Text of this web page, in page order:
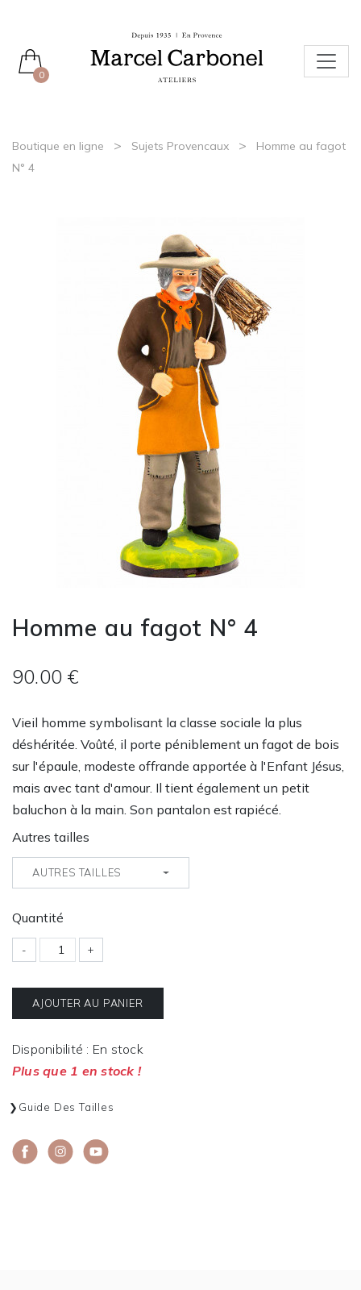
0
Boutique en ligne > Sujets Provencaux >
Homme au fagot
N° 4
Homme au fagot N° 4
90.00 €
Vieil homme symbolisant la classe sociale la plus
déshéritée. Voûté, il porte péniblement un fagot de bois
sur l'épaule, modeste offrande apportée à l'Enfant Jésus,
mais avec tant d'amour. Il tient également un petit
baluchon à la main. Son pantalon est rapiécé.
Autres tailles
AUTRES TAILLES
Quantité
- +
AJOUTER AU PANIER
Disponibilité : En stock
Plus que 1 en stock !
Guide Des Tailles